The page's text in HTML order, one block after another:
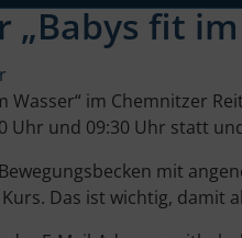
„Babys fit
Wasser“ im Chemnitzer
Uhr und 09:30 Uhr statt
mit
Das ist wichtig, damit